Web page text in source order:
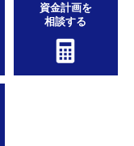
資金計画を
相談する